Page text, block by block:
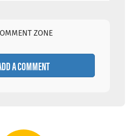
ZONE
A COMMENT